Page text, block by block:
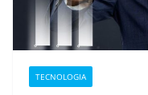
TECNOLOGIA